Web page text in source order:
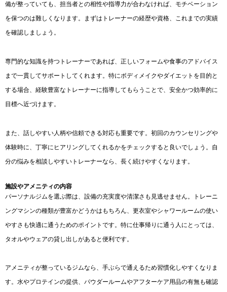
備が整っていても、担当者との相性や指導力が合わなければ、モチベーション
を保つのは難しくなります。まずはトレーナーの経歴や資格、これまでの実績
を確認しましょう。
専門的な知識を持つトレーナーであれば、正しいフォームや食事のアドバイス
まで一貫してサポートしてくれます。特にボディメイクやダイエットを目的と
する場合、経験豊富なトレーナーに指導してもらうことで、安全かつ効率的に
目標へ近づけます。
また、話しやすい人柄や信頼できる対応も重要です。初回のカウンセリングや
体験時に、丁寧にヒアリングしてくれるかをチェックすると良いでしょう。自
分の悩みを相談しやすいトレーナーなら、長く続けやすくなります。
施設やアメニティの内容
パーソナルジムを選ぶ際は、設備の充実度や清潔さも見逃せません。トレーニ
ングマシンの種類が豊富かどうかはもちろん、更衣室やシャワールームの使い
やすさも快適に通うためのポイントです。特に仕事帰りに通う人にとっては、
タオルやウェアの貸し出しがあると便利です。
アメニティが整っているジムなら、手ぶらで通えるため習慣化しやすくなりま
す。水やプロテインの提供、パウダールームやアフターケア用品の有無も確認